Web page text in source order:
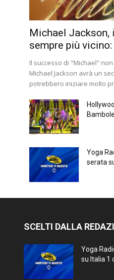
Michael Jackson,
sempre più vicino:
Il successo di "Michael"
Michael Jackson avrà un
potrebbero iniziare molto
Yoga
serata
SCELTI DALLA
Yoga
su Italia 1